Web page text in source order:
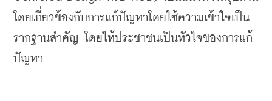
โดยเกี่ยวข้องกับการแก้ปัญหาโดยใช้ความเข้าใจเป็น
รากฐานสำคัญ โดยให้ประชาชนเป็นหัวใจของการแก้
ปัญหา